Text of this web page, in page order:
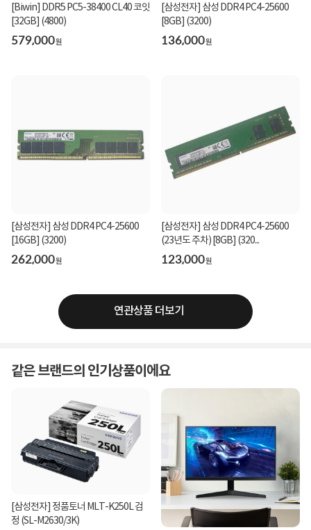
[Biwin] DDR5 PC5-38400 CL40 코잇
[32GB] (4800)
579,000원
[삼성전자] 삼성 DDR4 PC4-25600
[8GB] (3200)
136,000원
[삼성전자] 삼성 DDR4 PC4-25600
[16GB] (3200)
262,000원
[삼성전자] 삼성 DDR4 PC4-25600
(23년도 주차) [8GB] (320...
123,000원
연관상품 더보기
같은 브랜드의 인기상품이에요
[삼성전자] 정품토너 MLT-K250L 검
정 (SL-M2630/3K)